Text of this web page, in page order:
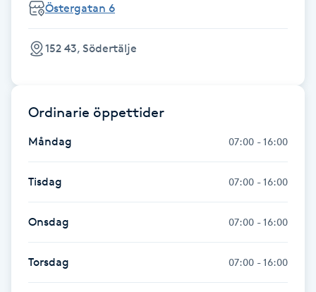
Gruppträning
Gua Sha-massage
H
Hatha Yoga
Healing
Herrklippning
HIFU
Östergatan 6
152 43, Södertälje
Ordinarie öppettider
Måndag 07:00 - 16:00
Tisdag 07:00 - 16:00
Onsdag 07:00 - 16:00
Torsdag 07:00 - 16:00